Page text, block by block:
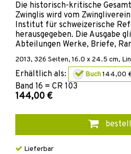
Die historisch-kritische
Zwinglis wird vom
Institut für schweizerische
herausgegeben. Die Ausgabe
Abteilungen Werke, Briefe,
2013, 326 Seiten, 16.0 x 24.5 cm,
Erhältlich als: Buch144,00
Band 16 = CR 103
144,00 €
Lieferbar